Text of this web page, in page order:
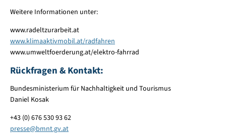
Weitere Informationen unter:
www.radeltzurarbeit.at
www.klimaaktivmobil.at/radfahren
www.umweltfoerderung.at/elektro-fahrrad
Rückfragen & Kontakt:
Bundesministerium für Nachhaltigkeit und Tourismus
Daniel Kosak
+43 (0) 676 530 93 62
presse@bmnt.gv.at